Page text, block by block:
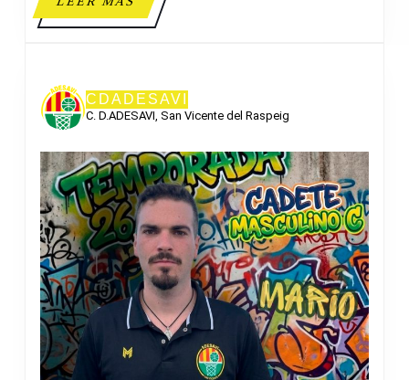
MÁS
CDADESAVI
C. D.ADESAVI, San Vicente del Raspeig